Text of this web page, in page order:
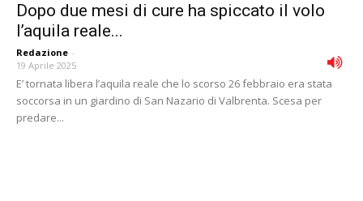
Dopo due mesi di cure ha spiccato il volo
l’aquila reale...
Redazione -
19 Aprile 2025
E’ tornata libera l’aquila reale che lo scorso 26 febbraio era stata
soccorsa in un giardino di San Nazario di Valbrenta. Scesa per
predare...